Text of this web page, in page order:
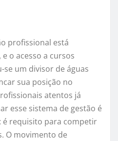
profissional está
o acesso a cursos
um divisor de águas
sua posição no
atentos já
esse sistema de gestão é
é requisito para competir
O movimento de